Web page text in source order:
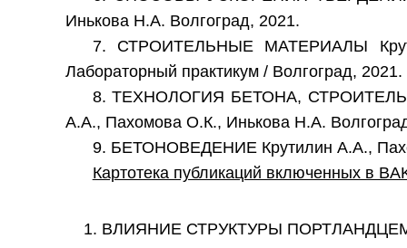
Инькова Н.А. Волгоград, 2021.
7. СТРОИТЕЛЬНЫЕ МАТЕРИАЛЫ
Лабораторный практикум / Волгоград, 2021.
8. ТЕХНОЛОГИЯ БЕТОНА,
А.А., Пахомова О.К., Инькова Н.А.
9. БЕТОНОВЕДЕНИЕ Крутилин А.А.,
Картотека публикаций включенных в
ВЛИЯНИЕ СТРУКТУРЫ